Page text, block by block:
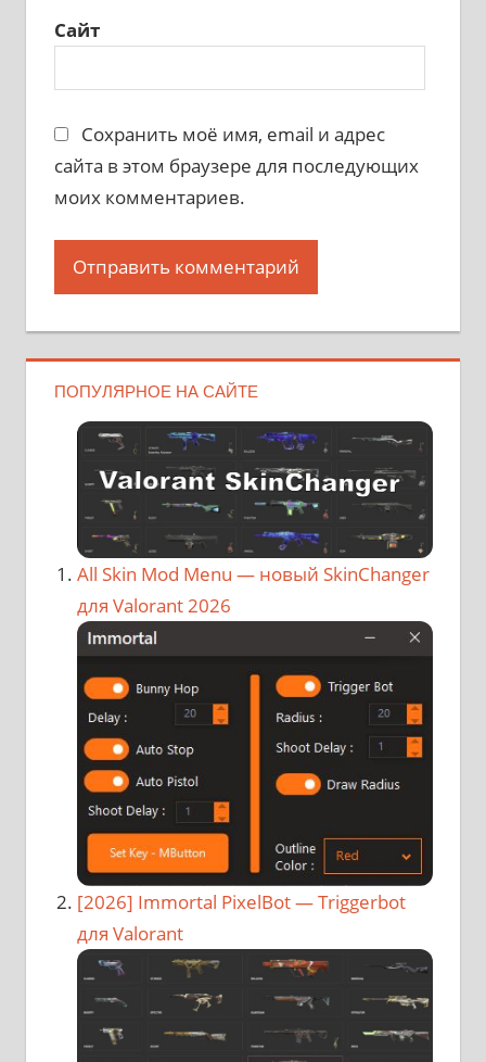
Сайт
Сохранить моё имя, email и адрес
сайта в этом браузере для последующих
моих комментариев.
ПОПУЛЯРНОЕ НА САЙТЕ
All Skin Mod Menu — новый SkinChanger
для Valorant 2026
[2026] Immortal PixelBot — Triggerbot
для Valorant